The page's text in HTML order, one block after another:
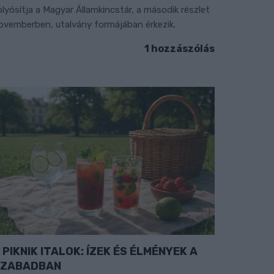
a Magyar Államkincstár, a második részlet
utalvány formájában érkezik.
1 hozzászólás
PIKNIK ITALOK: ÍZEK ÉS ÉLMÉNYEK A